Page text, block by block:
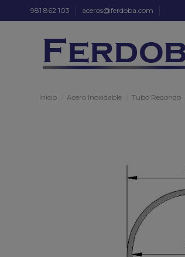
981 862 103 aceros@ferdoba.com
Inicio Acero Inoxidable Tubo Redondo